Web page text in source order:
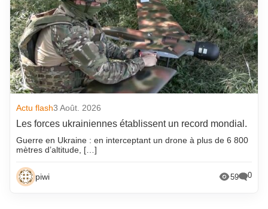
Actu flash3 Août. 2026
Les forces ukrainiennes établissent un record mondial.
Guerre en Ukraine : en interceptant un drone à plus de 6 800
mètres d’altitude, […]
piwi 59 0